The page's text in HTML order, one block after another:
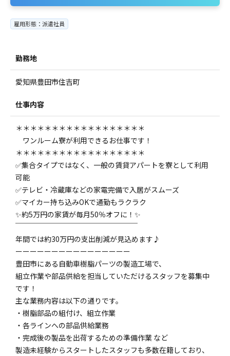
雇用形態：派遣社員
勤務地
愛知県豊田市住吉町
仕事内容
＊＊＊＊＊＊＊＊＊＊＊＊＊＊＊＊＊＊
ワンルーム寮が利用できるお仕事です！
＊＊＊＊＊＊＊＊＊＊＊＊＊＊＊＊＊＊
✅集合タイプではなく、一般の賃貸アパートを寮として利用
可能
✅テレビ・冷蔵庫などの家電完備で入居がスムーズ
✅マイカー持ち込みOKで通勤もラクラク
✨約5万円の家賃が毎月50％オフに！✨
￣￣￣￣￣￣￣￣￣￣￣￣￣￣￣￣￣
年間では約30万円の支出削減が見込めます♪
ーーーーーーーーーーーーーーーー
豊田市にある自動車樹脂パーツの製造工場で、
組立作業や部品供給を担当していただけるスタッフを募集中
です！
主な業務内容は以下の通りです。
・樹脂部品の組付け、組立作業
・各ラインへの部品供給業務
・完成後の製品を出荷するための準備作業 など
製造未経験からスタートしたスタッフも多数在籍しており、